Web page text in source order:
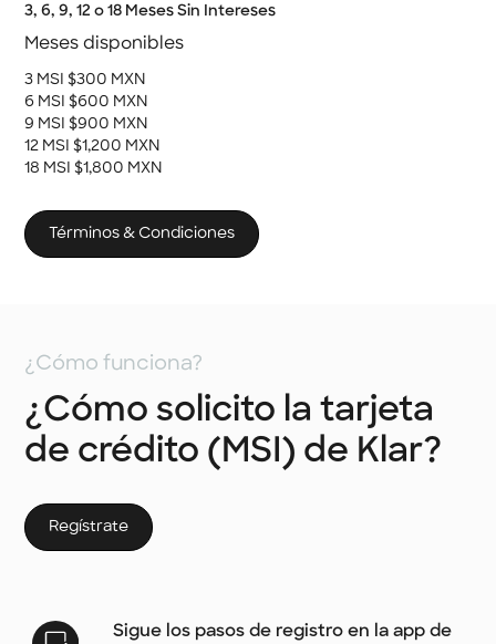
3, 6, 9, 12 o 18 Meses Sin Intereses
Meses disponibles
3 MSI $300 MXN
6 MSI $600 MXN
9 MSI $900 MXN
12 MSI $1,200 MXN
18 MSI $1,800 MXN
Términos & Condiciones
¿Cómo funciona?
¿Cómo solicito la tarjeta
de crédito (MSI) de Klar?
Regístrate
Sigue los pasos de registro en la app de